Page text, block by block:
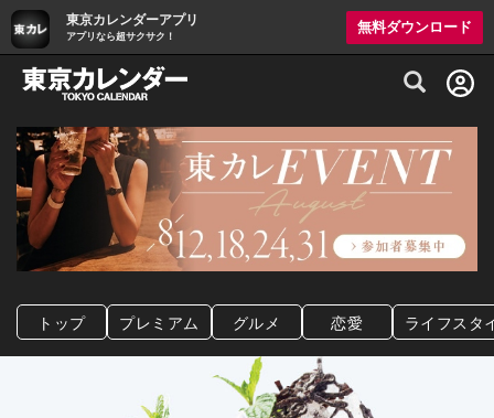
東京カレンダーアプリ
アプリなら超サクサク！
無料ダウンロード
グルメ情報・プレミアムレストラン予約
トップ プレミアム グルメ 恋愛 ライフスタ